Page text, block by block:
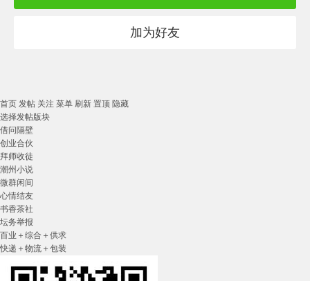
加为好友
首页 发帖 关注 菜单 刷新 置顶 隐藏
选择发帖版块
借问隔壁
创业合伙
拜师收徒
潮州小说
微群闲间
心情结友
书香茶社
坛务举报
百业＋综合＋供求
快递＋物流＋包装